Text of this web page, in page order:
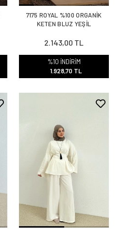
7175 ROYAL %100 ORGANİK
KETEN BLUZ YEŞİL
2.143,00 TL
%10 İNDİRİM
1.928,70 TL